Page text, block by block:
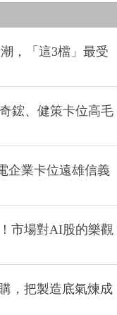
，「這3檔」最受
鋐、健策卡位高毛
企業卡位遠雄信義
市場對AI股的樂觀
，把製造底氣煉成